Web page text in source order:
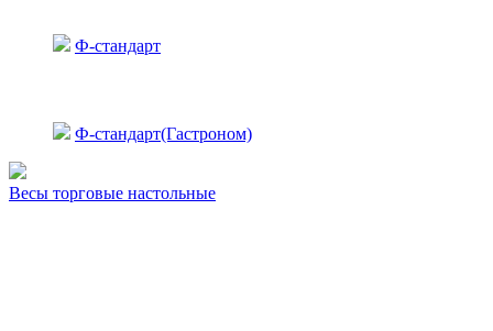
Ф-стандарт
Ф-стандарт(Гастроном)
Весы торговые настольные